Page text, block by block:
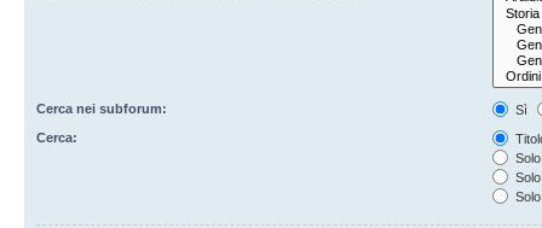
Cerca nei subforum:
Sì
Cerca: